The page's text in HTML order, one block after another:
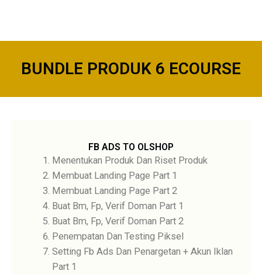
BUNDLE PRODUK 6 ECOURSE
FB ADS TO OLSHOP
Menentukan Produk Dan Riset Produk
Membuat Landing Page Part 1
Membuat Landing Page Part 2
Buat Bm, Fp, Verif Doman Part 1
Buat Bm, Fp, Verif Doman Part 2
Penempatan Dan Testing Piksel
Setting Fb Ads Dan Penargetan + Akun Iklan
Part 1